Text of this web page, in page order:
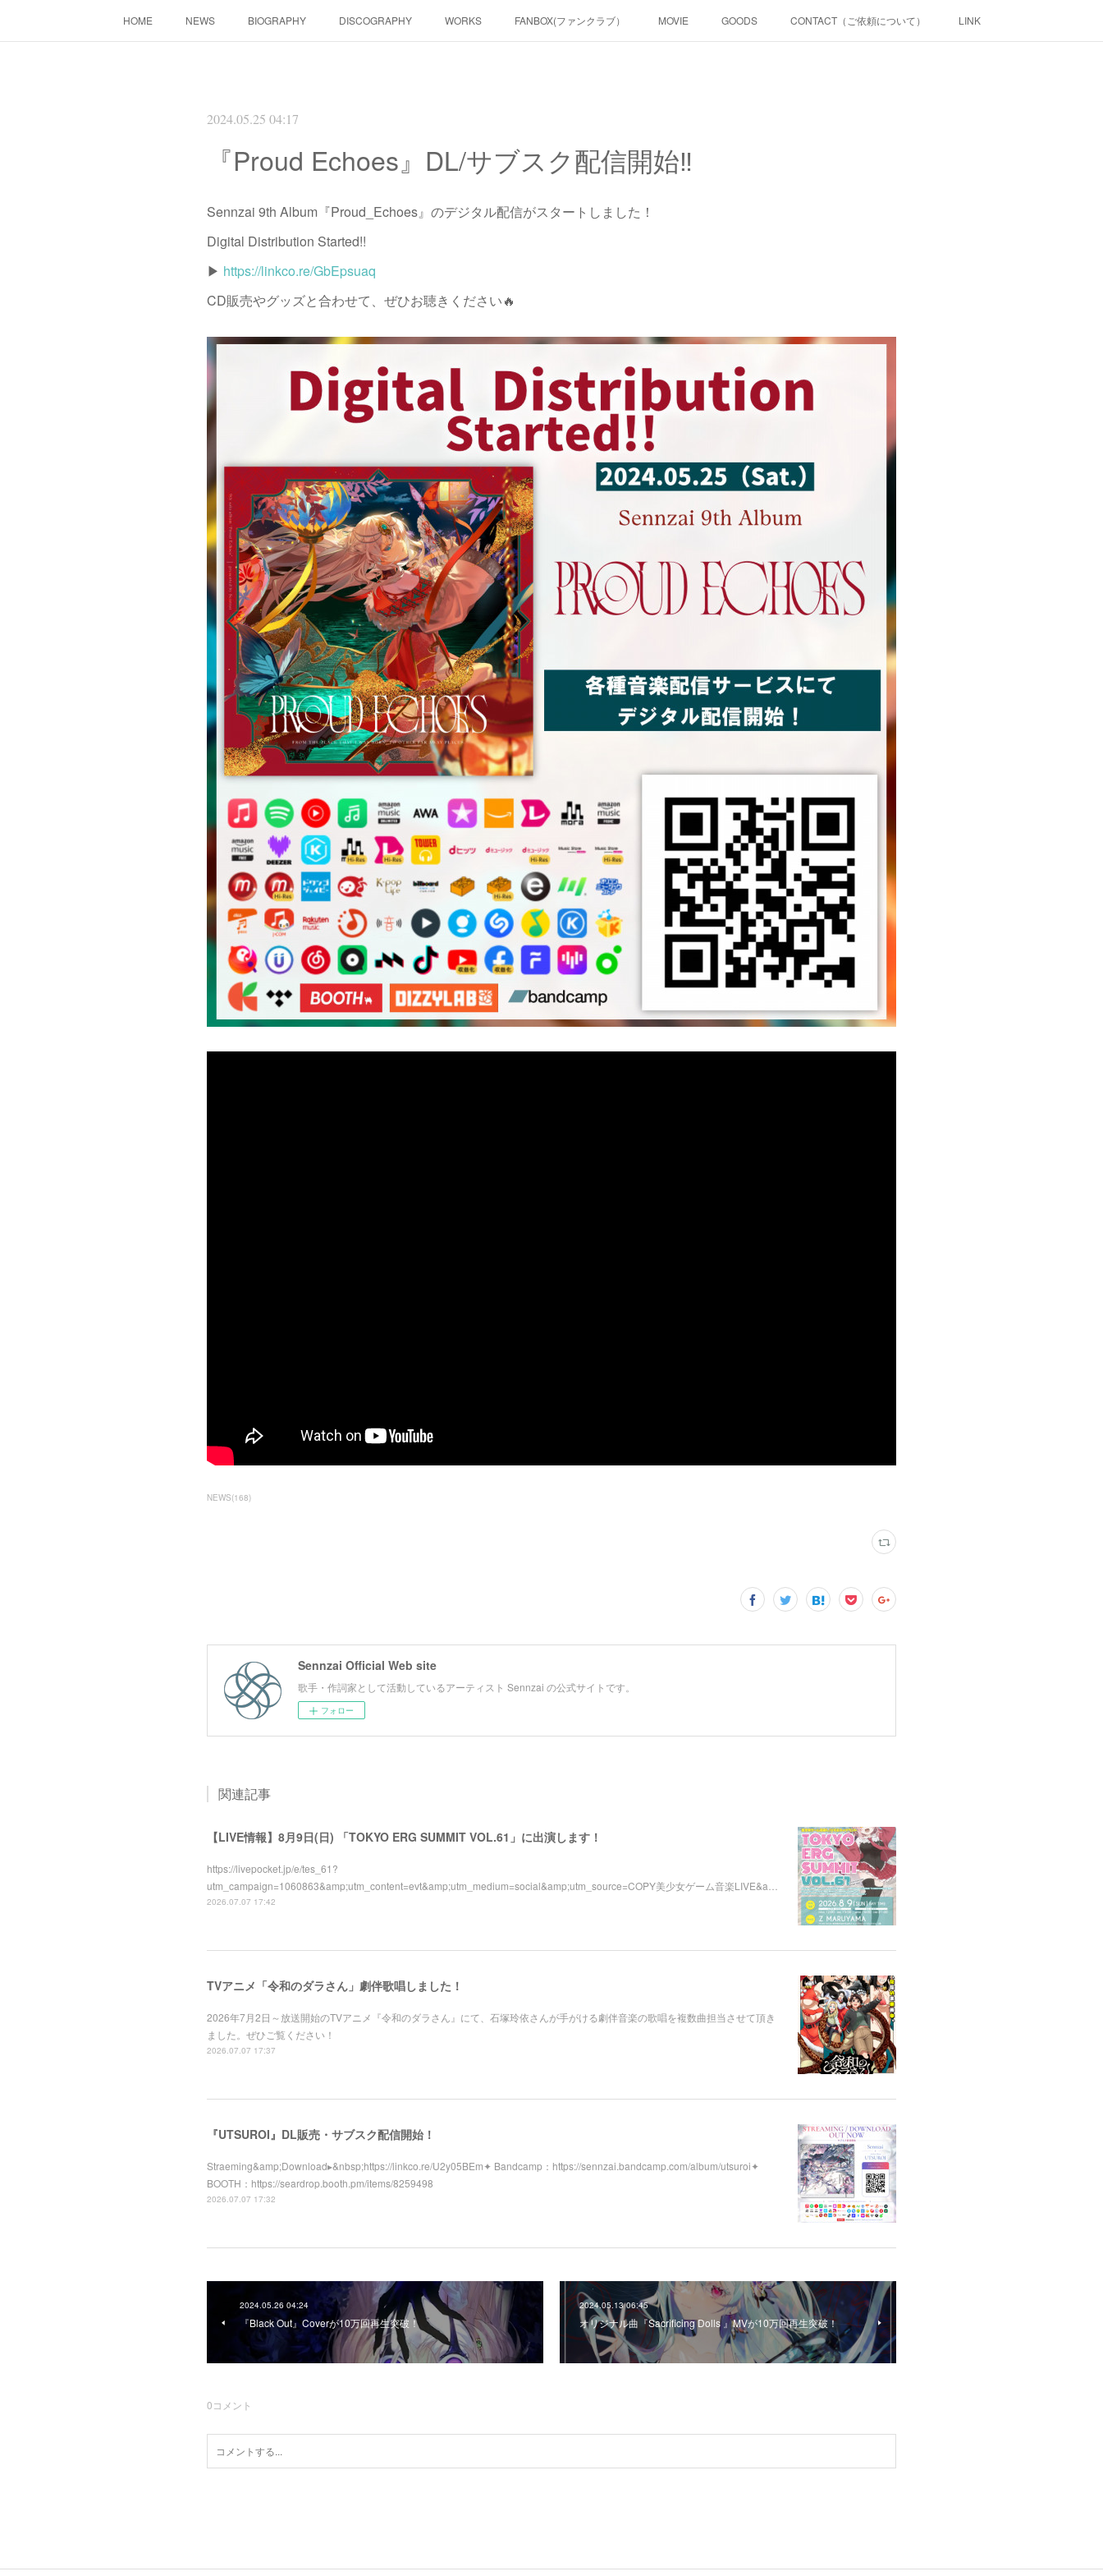
HOME NEWS BIOGRAPHY DISCOGRAPHY WORKS FANBOX(ファンクラブ） MOVIE GOODS CONTACT（ご依頼について） LINK
2024.05.25 04:17
『Proud Echoes』DL/サブスク配信開始‼
Sennzai 9th Album『Proud_Echoes』のデジタル配信がスタートしました！
Digital Distribution Started!!
▶ https://linkco.re/GbEpsuaq
CD販売やグッズと合わせて、ぜひお聴きください🔥
NEWS(168)
Sennzai Official Web site
歌手・作詞家として活動しているアーティスト Sennzai の公式サイトです。
フォロー
関連記事
【LIVE情報】8月9日(日) 「TOKYO ERG SUMMIT VOL.61」に出演します！
https://livepocket.jp/e/tes_61?
utm_campaign=1060863&amp;utm_content=evt&amp;utm_medium=social&amp;utm_source=COPY美少女ゲーム音楽LIVE&a…
2026.07.07 17:42
TVアニメ「令和のダラさん」劇伴歌唱しました！
2026年7月2日～放送開始のTVアニメ『令和のダラさん』にて、石塚玲依さんが手がける劇伴音楽の歌唱を複数曲担当させて頂き
ました。ぜひご覧ください！
2026.07.07 17:37
『UTSUROI』DL販売・サブスク配信開始！
Straeming&amp;Download▸&nbsp;https://linkco.re/U2y05BEm✦ Bandcamp：https://sennzai.bandcamp.com/album/utsuroi✦
BOOTH：https://seardrop.booth.pm/items/8259498
2026.07.07 17:32
2024.05.26 04:24
『Black Out』Coverが10万回再生突破！
2024.05.13 06:45
オリジナル曲『Sacrificing Dolls 』MVが10万回再生突破！
0コメント